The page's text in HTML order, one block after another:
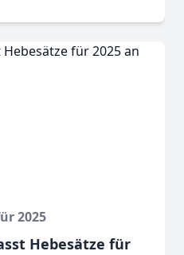
2025
Hebesätze für